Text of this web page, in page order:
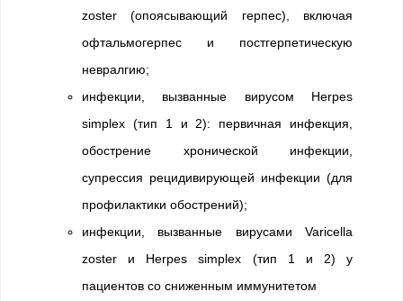
zoster (опоясывающий герпес), включая
офтальмогерпес и постгерпетическую
невралгию;
инфекции, вызванные вирусом Herpes
simplex (тип 1 и 2): первичная инфекция,
обострение хронической инфекции,
супрессия рецидивирующей инфекции (для
профилактики обострений);
инфекции, вызванные вирусами Varicella
zoster и Herpes simplex (тип 1 и 2) у
пациентов со сниженным иммунитетом